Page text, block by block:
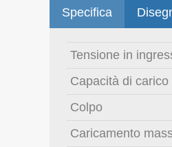
Specifica
Tensione in
Capacità di carico
Colpo
Caricamento